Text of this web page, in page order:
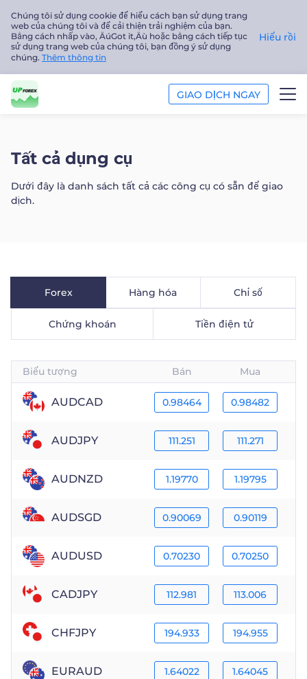
Chúng tôi sử dụng cookie để hiểu cách bạn sử dụng trang
web của chúng tôi và để cải thiện trải nghiệm của bạn.
Bằng cách nhấp vào‚ ÄúGot it‚Äù hoặc bằng cách tiếp tục
sử dụng trang web của chúng tôi, bạn đồng ý sử dụng
chúng. Thêm thông tin
Hiểu rồi
GIAO DỊCH NGAY
NỀN TẢNG
PHÂN TÍCH
Tiếng Việt
Trader
Tất cả dụng cụ
Dưới đây là danh sách tất cả các công cụ có sẵn để giao
dịch.
Forex Hàng hóa Chỉ số
Chứng khoán Tiền điện tử
Biểu tượng Bán Mua
AUDCAD 0.98464 0.98482
AUDJPY 111.251 111.271
AUDNZD 1.19770 1.19795
AUDSGD 0.90069 0.90119
AUDUSD 0.70230 0.70250
CADJPY 112.981 113.006
CHFJPY 194.933 194.955
EURAUD 1.64022 1.64045